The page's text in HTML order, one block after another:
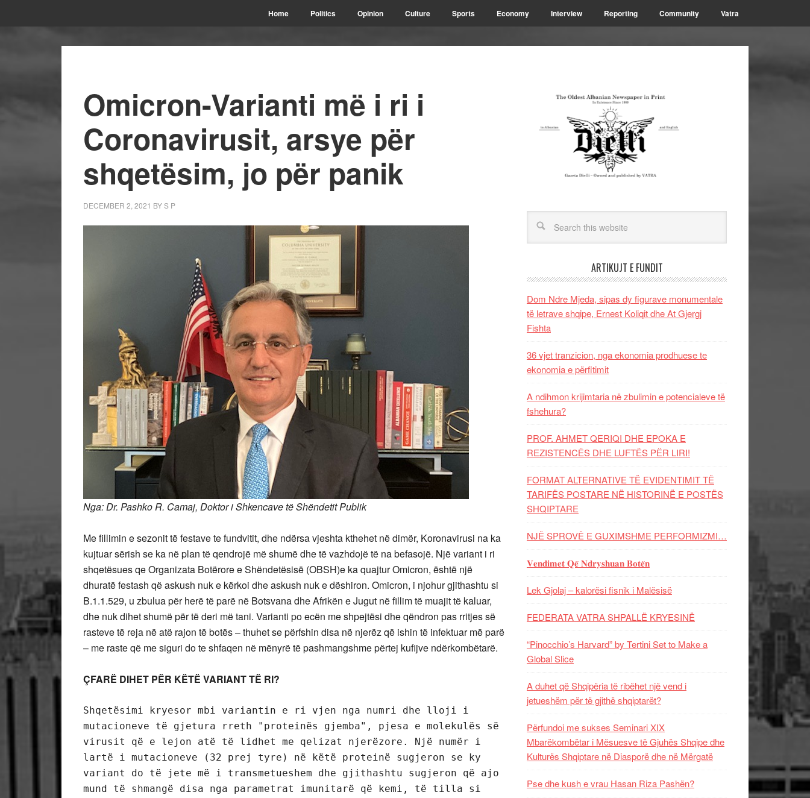
Home Politics Opinion Culture Sports Economy Interview Reporting Community Vatra
Omicron-Varianti më i ri i
Coronavirusit, arsye për
shqetësim, jo për panik
DECEMBER 2, 2021 BYS P
Nga: Dr. Pashko R. Camaj, Doktor i Shkencave të Shëndetit Publik
Me fillimin e sezonit të festave te fundvitit, dhe ndërsa vjeshta kthehet në dimër, Koronavirusi na ka
kujtuar sërish se ka në plan të qendrojë më shumë dhe të vazhdojë të na befasojë. Një variant i ri
shqetësues qe Organizata Botërore e Shëndetësisë (OBSH)e ka quajtur Omicron, është një
dhuratë festash që askush nuk e kërkoi dhe askush nuk e dëshiron. Omicron, i njohur gjithashtu si
B.1.1.529, u zbulua për herë të parë në Botsvana dhe Afrikën e Jugut në fillim të muajit të kaluar,
dhe nuk dihet shumë për të deri më tani. Varianti po ecën me shpejtësi dhe qëndron pas rritjes së
rasteve të reja në atë rajon të botës – thuhet se përfshin disa në njerëz që ishin të infektuar më parë
– me raste që me siguri do te shfaqen në mënyrë të pashmangshme përtej kufijve ndërkombëtarë.
ÇFARË DIHET PËR KËTË VARIANT TË RI?
Shqetësimi kryesor mbi variantin e ri vjen nga numri dhe lloji i
mutacioneve të gjetura rreth "proteinës gjemba", pjesa e molekulës së
virusit që e lejon atë të lidhet me qelizat njerëzore. Një numër i
lartë i mutacioneve (32 prej tyre) në këtë proteinë sugjeron se ky
variant do të jete më i transmetueshem dhe gjithashtu sugjeron që ajo
mund të shmangë disa nga parametrat imunitarë që kemi, të tilla si
ARTIKUJT E FUNDIT
Dom Ndre Mjeda, sipas dy figurave monumentale
të letrave shqipe, Ernest Koliqit dhe At Gjergj
Fishta
36 vjet tranzicion, nga ekonomia prodhuese te
ekonomia e përfitimit
A ndihmon krijimtaria në zbulimin e potencialeve të
fshehura?
PROF. AHMET QERIQI DHE EPOKA E
REZISTENCЁS DHE LUFTЁS PЁR LIRI!
FORMAT ALTERNATIVE TË EVIDENTIMIT TË
TARIFËS POSTARE NË HISTORINË E POSTËS
SHQIPTARE
NJË SPROVË E GUXIMSHME PERFORMIZMI…
𝐕𝐞𝐧𝐝𝐢𝐦𝐞𝐭 𝐐𝐞̈ 𝐍𝐝𝐫𝐲𝐬𝐡𝐮𝐚𝐧 𝐁𝐨𝐭𝐞̈𝐧
Lek Gjolaj – kalorësi fisnik i Malësisë
FEDERATA VATRA SHPALLË KRYESINË
“Pinocchio’s Harvard” by Tertini Set to Make a
Global Slice
A duhet që Shqipëria të ribëhet një vend i
jetueshëm për të gjithë shqiptarët?
Përfundoi me sukses Seminari XIX
Mbarëkombëtar i Mësuesve të Gjuhës Shqipe dhe
Kulturës Shqiptare në Diasporë dhe në Mërgatë
Pse dhe kush e vrau Hasan Riza Pashën?